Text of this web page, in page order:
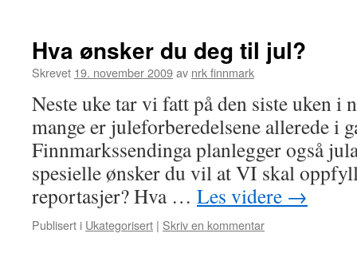
Hva ønsker du deg til jul?
Skrevet 19. november 2009av nrk finnmark
Neste uke tar vi fatt på den siste uken i
mange er juleforberedelsene allerede i
Finnmarkssendinga planlegger også
spesielle ønsker du vil at VI skal
reportasjer? Hva … Les videre →
Publisert i Ukategorisert | Skriv en kommentar